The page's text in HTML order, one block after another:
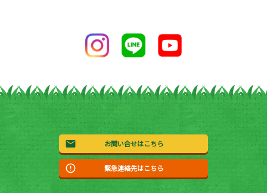
お問い合せはこちら
緊急連絡先はこちら